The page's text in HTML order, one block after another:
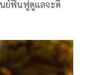
ย์ฟื้นฟูดูแลจะดี